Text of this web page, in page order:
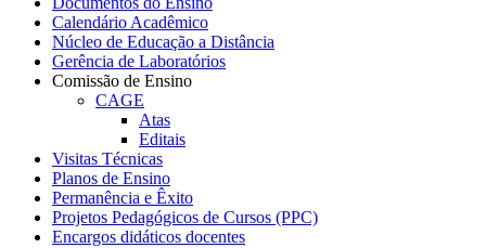
Calendário Acadêmico
Núcleo de Educação a Distância
Gerência de Laboratórios
Comissão de Ensino
CAGE
Atas
Editais
Visitas Técnicas
Planos de Ensino
Permanência e Êxito
Projetos Pedagógicos de Cursos (PPC)
Encargos didáticos docentes